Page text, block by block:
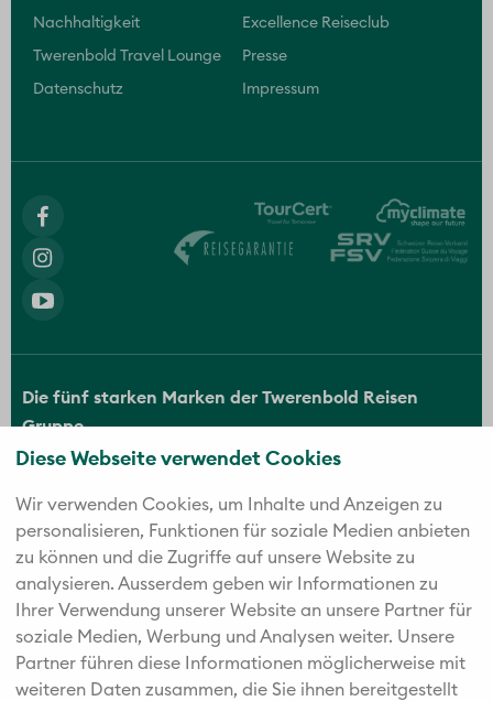
Diese Webseite verwendet Cookies
Wir verwenden Cookies, um Inhalte und Anzeigen zu
personalisieren, Funktionen für soziale Medien anbieten
zu können und die Zugriffe auf unsere Website zu
analysieren. Außerdem geben wir Informationen zu
Ihrer Verwendung unserer Website an unsere Partner für
soziale Medien, Werbung und Analysen weiter. Unsere
Partner führen diese Informationen möglicherweise mit
weiteren Daten zusammen, die Sie ihnen bereitgestellt
Nachhaltigkeit Excellence Reiseclub
Twerenbold Travel Lounge Presse
Datenschutz Impressum
Die fünf starken Marken der Twerenbold Reisen
Gruppe